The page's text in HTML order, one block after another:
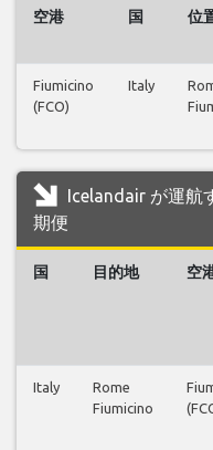
空港 国 位
Fiumicino
(FCO)
Italy
Icelandair が運航
期便
国 目的地 空
Italy
Rome
Fiumicino